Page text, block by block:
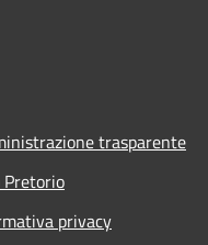
trasparente
Pretorio
privacy